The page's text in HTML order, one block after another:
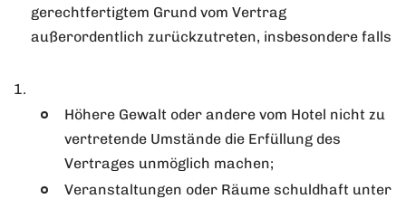
gerechtfertigtem Grund vom Vertrag
außerordentlich zurückzutreten, insbesondere falls
Höhere Gewalt oder andere vom Hotel nicht zu
vertretende Umstände die Erfüllung des
Vertrages unmöglich machen;
Veranstaltungen oder Räume schuldhaft unter